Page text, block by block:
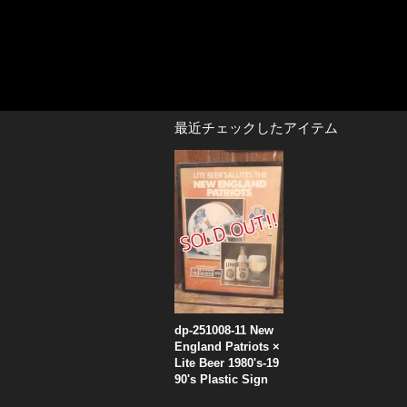
最近チェックしたアイテム
dp-251008-11 New
England Patriots ×
Lite Beer 1980's-19
90's Plastic Sign